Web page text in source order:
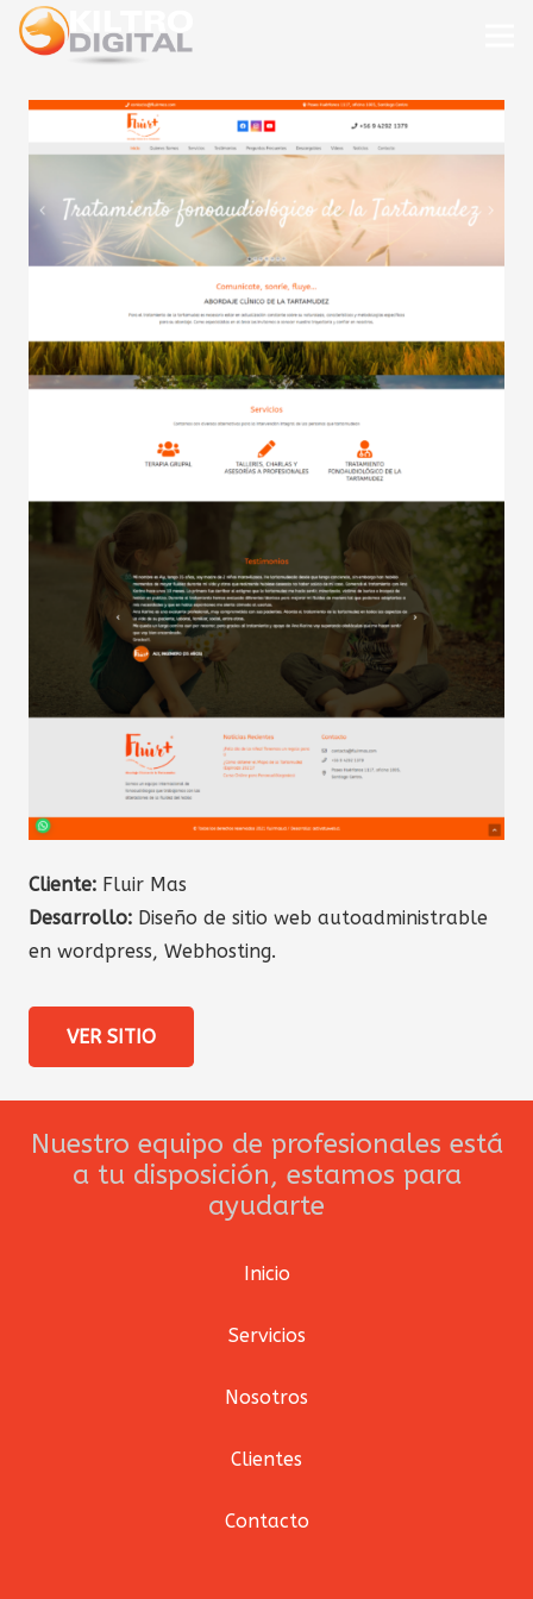
Cliente: Fluir Mas
Desarrollo: Diseño de sitio web autoadministrable
en wordpress, Webhosting.
VER SITIO
Nuestro equipo de profesionales está
a tu disposición, estamos para
ayudarte
Inicio
Servicios
Nosotros
Clientes
Contacto